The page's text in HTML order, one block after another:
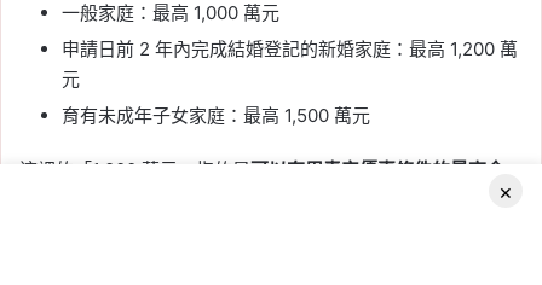
一般家庭：最高 1,000 萬元
申請日前 2 年內完成結婚登記的新婚家庭：最高 1,200 萬
元
育有未成年子女家庭：最高 1,500 萬元
這裡的「1,000 萬元」指的是可以套用青安優惠條件的最高金
×